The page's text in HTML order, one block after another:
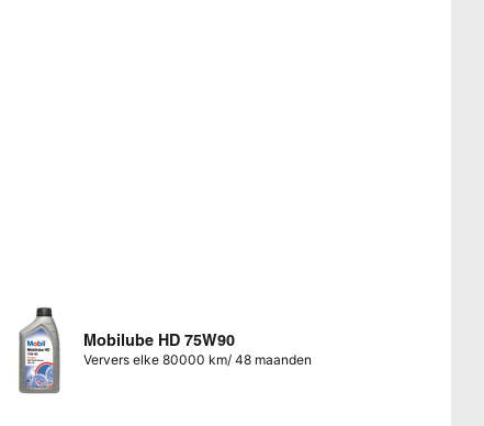
Mobilube HD 75W90
Ververs elke 80000 km/ 48 maanden